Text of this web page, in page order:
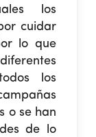
los
cuidar
lo que
los
o se han
de lo